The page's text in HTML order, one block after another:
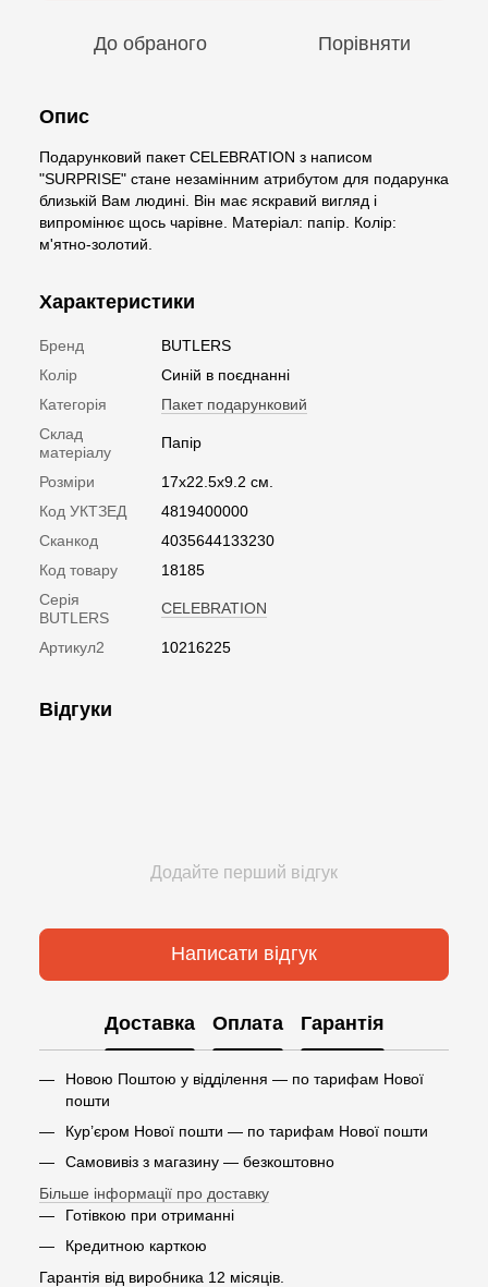
До обраного Порівняти
Опис
Подарунковий пакет CELEBRATION з написом
"SURPRISE" стане незамінним атрибутом для подарунка
близькій Вам людині. Він має яскравий вигляд і
випромінює щось чарівне. Матеріал: папір. Колір:
м'ятно-золотий.
Характеристики
Бренд
BUTLERS
Колір
Синій в поєднанні
Категорія
Пакет подарунковий
Склад
матеріалу
Папір
Розміри
17х22.5х9.2 см.
Код УКТЗЕД
4819400000
Сканкод
4035644133230
Код товару
18185
Серія
BUTLERS
CELEBRATION
Артикул2 10216225
Відгуки
Додайте перший відгук
Написати відгук
Доставка Оплата Гарантія
Новою Поштою у відділення — по тарифам Нової
пошти
Кур’єром Нової пошти — по тарифам Нової пошти
Самовивіз з магазину — безкоштовно
Більше інформації про доставку
Готівкою при отриманні
Кредитною карткою
Гарантія від виробника 12 місяців.